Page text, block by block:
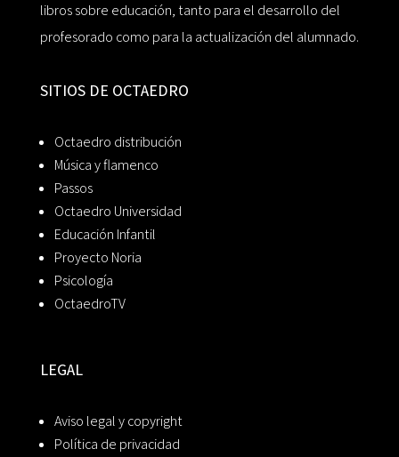
libros sobre educación, tanto para el desarrollo del
profesorado como para la actualización del alumnado.
SITIOS DE OCTAEDRO
Octaedro distribución
Música y flamenco
Passos
Octaedro Universidad
Educación Infantil
Proyecto Noria
Psicología
OctaedroTV
LEGAL
Aviso legal y copyright
Política de privacidad